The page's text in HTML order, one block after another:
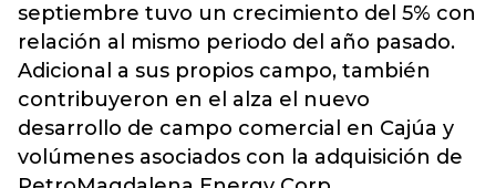
septiembre tuvo un crecimiento del 5% con
relación al mismo periodo del año pasado.
Adicional a sus propios campo, también
contribuyeron en el alza el nuevo
desarrollo de campo comercial en Cajúa y
volúmenes asociados con la adquisición de